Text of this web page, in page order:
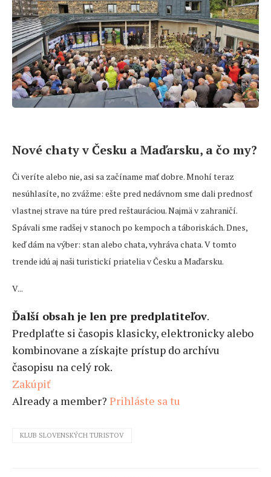
Nové chaty v Česku a Maďarsku, a čo my?
Či veríte alebo nie, asi sa začíname mať dobre. Mnohí teraz
nesúhlasíte, no zvážme: ešte pred nedávnom sme dali prednosť
vlastnej strave na túre pred reštauráciou. Najmä v zahraničí.
Spávali sme radšej v stanoch po kempoch a táboriskách. Dnes,
keď dám na výber: stan alebo chata, vyhráva chata. V tomto
trende idú aj naši turistickí priatelia v Česku a Maďarsku.
V...
Ďalší obsah je len pre predplatiteľov.
Predplaťte si časopis klasicky, elektronicky alebo
kombinovane a získajte prístup do archívu
časopisu na celý rok.
Zakúpiť
Already a member? Prihláste sa tu
KLUB SLOVENSKÝCH TURISTOV